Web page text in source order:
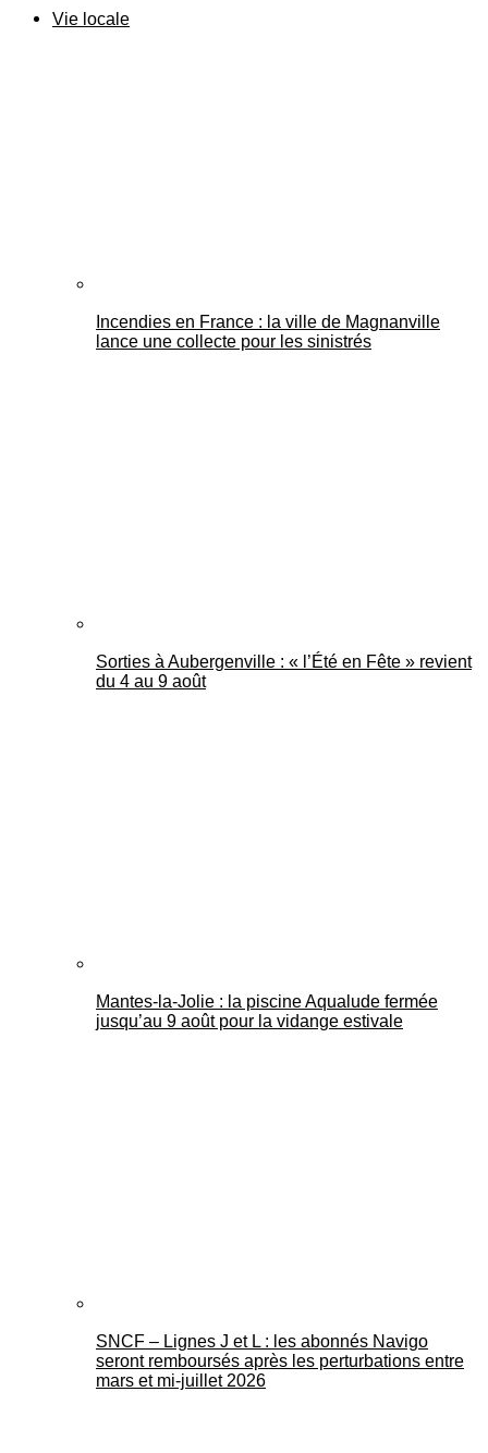
Vie locale
Incendies en France : la ville de Magnanville
lance une collecte pour les sinistrés
Sorties à Aubergenville : « l’Été en Fête » revient
du 4 au 9 août
Mantes-la-Jolie : la piscine Aqualude fermée
jusqu’au 9 août pour la vidange estivale
SNCF – Lignes J et L : les abonnés Navigo
seront remboursés après les perturbations entre
mars et mi-juillet 2026